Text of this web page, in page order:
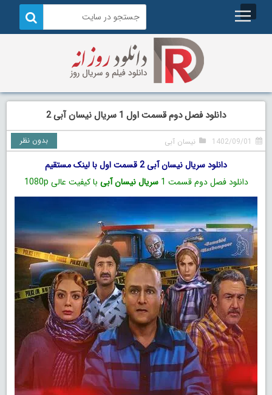
دانلود فصل دوم قسمت اول 1 سریال نیسان آبی 2
1402/09/01 نیسان آبی بدون نظر
دانلود سریال نیسان آبی 2 قسمت اول با لینک مستقیم
دانلود فصل دوم قسمت 1
سریال نیسان آبی با کیفیت عالی 1080p